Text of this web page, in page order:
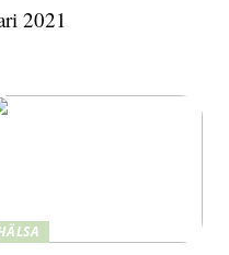
2021